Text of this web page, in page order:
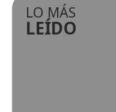
LO MÁS
LEÍDO